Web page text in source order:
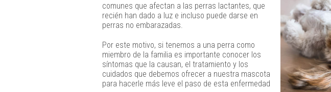
comunes que afectan a las perras lactantes, que
recién han dado a luz e incluso puede darse en
perras no embarazadas.
Por este motivo, si tenemos a una perra como
miembro de la familia es importante conocer los
síntomas que la causan, el tratamiento y los
cuidados que debemos ofrecer a nuestra mascota
para hacerle más leve el paso de esta enfermedad